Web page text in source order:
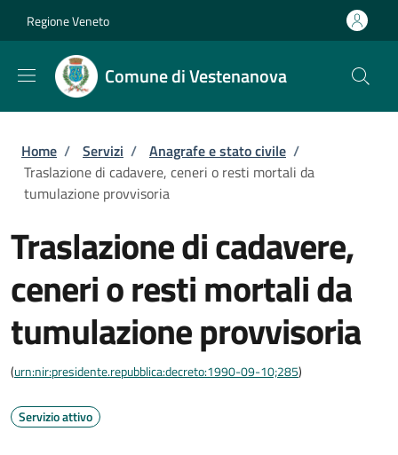
Regione Veneto
Comune di Vestenanova
Briciole di pane
Home / Servizi / Anagrafe e stato civile /
Traslazione di cadavere, ceneri o resti mortali da
tumulazione provvisoria
Traslazione di cadavere,
ceneri o resti mortali da
tumulazione provvisoria
(urn:nir:presidente.repubblica:decreto:1990-09-10;285)
Servizio attivo